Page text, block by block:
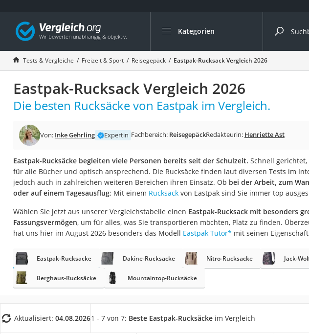
Kategorien
Die beliebtesten Vergleiche nach Kategorie
Freizeit & Sport
Gartentrampolin
Trampolin
Metalldetektor
Eufab-Fahrradträger
Trampolin 366 cm
Aluminium-Koffer
Futterboot
Air Bike
E-Bike-Dreirad
Trekkingschuhe Herren
Klimmzugstation
Koffer
Nachtsichtgerät
Handgepäck-Koffer
Tests & Vergleiche Freizeit & Sport Reisegepäck Eastpak-Rucksack Vergleich 2026
Eastpak-Rucksack Vergleich 2026
Die besten Rucksäcke von Eastpak im Vergleich.
Von: Inke Gehrling Expertin Fachbereich: ReisegepäckRedakteurin: Henriette Ast
Eastpak-Rucksäcke begleiten viele Personen bereits seit der Schulzeit. Schnell gerichtet,
für alle Bücher und optisch ansprechend. Die Rucksäcke finden laut diversen Tests im
jedoch auch in zahlreichen weiteren Bereichen ihren Einsatz. Ob bei der Arbeit, zum
oder auf einem Tagesausflug: Mit einem Rucksackvon Eastpak sind Sie immer top
Wählen Sie jetzt aus unserer Vergleichstabelle einen Eastpak-Rucksack mit besonders
Fassungsvermögen, um für alles, was Sie transportieren möchten, Platz zu finden.
hat uns hier im August 2026 besonders das Modell Eastpak Tutor* mit seinen
Eastpak-Rucksäcke Dakine-Rucksäcke Nitro-Rucksäcke Jack-
Berghaus-Rucksäcke Mountaintop-Rucksäcke
Aktualisiert: 04.08.20261 - 7 von 7: Beste Eastpak-Rucksäcke im Vergleich